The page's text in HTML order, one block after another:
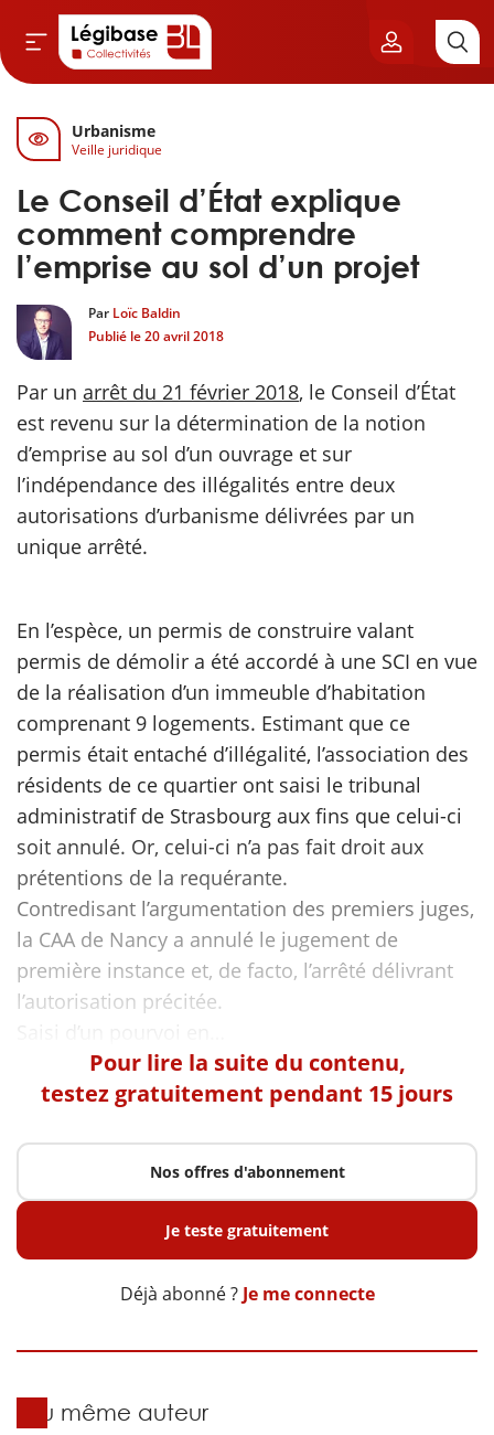
& Cimetières
& Élu local
& Finances locales
publique
Urbanisme
Veille juridique
Le Conseil d’État explique
comment comprendre
l’emprise au sol d’un projet
Par Loïc Baldin
Publié le20 avril 2018
Par un arrêt du 21 février 2018, le Conseil d’État
est revenu sur la détermination de la notion
d’emprise au sol d’un ouvrage et sur
l’indépendance des illégalités entre deux
autorisations d’urbanisme délivrées par un
unique arrêté.
En l’espèce, un permis de construire valant
permis de démolir a été accordé à une SCI en vue
de la réalisation d’un immeuble d’habitation
comprenant 9 logements. Estimant que ce
permis était entaché d’illégalité, l’association des
résidents de ce quartier ont saisi le tribunal
administratif de Strasbourg aux fins que celui-ci
soit annulé. Or, celui-ci n’a pas fait droit aux
prétentions de la requérante.
Contredisant l’argumentation des premiers juges,
la CAA de Nancy a annulé le jugement de
première instance et, de facto, l’arrêté délivrant
l’autorisation précitée.
Pour lire la suite du contenu,
testez gratuitement pendant 15 jours
Nos offres d'abonnement
Je teste gratuitement
Déjà abonné ? Je me connecte
Du même auteur